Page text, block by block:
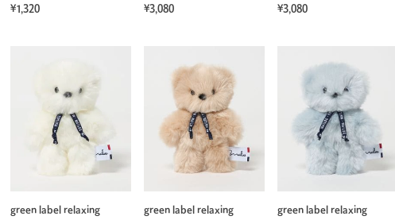
¥1,320
¥3,080
¥3,080
green label relaxing
green label relaxing
green label relaxing